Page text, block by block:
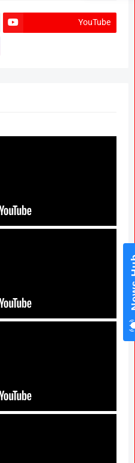
YouTube
Marathwada After September 2
GR; Alarming News for Mano